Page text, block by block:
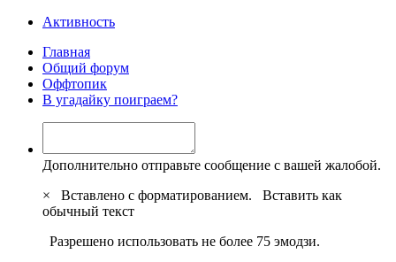
Активность
Главная
Общий форум
Оффтопик
В угадайку поиграем?
Дополнительно отправьте сообщение с вашей жалобой.
×
Вставлено с форматированием. Вставить как
обычный текст
Разрешено использовать не более 75 эмодзи.